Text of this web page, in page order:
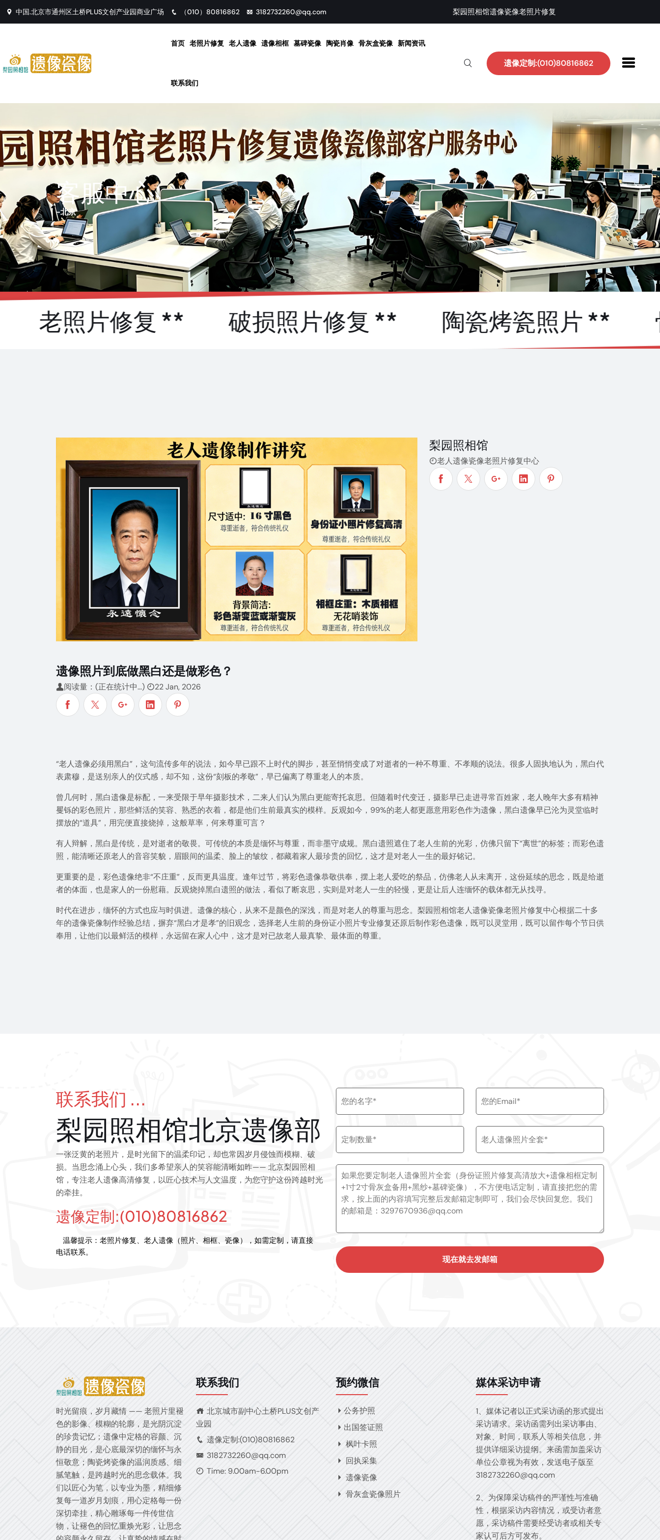
中国.北京市通州区土桥PLUS文创产业园商业广场 （010）80816862 3182732260@qq.com 梨园照相馆遗像瓷像老照片修复
首页 老照片修复 老人遗像 遗像相框 墓碑瓷像 陶瓷肖像 骨灰盒瓷像 新闻资讯
联系我们
遗像定制:(010)80816862
客服中心
-北京
老照片修复 ** 破损照片修复 ** 陶瓷烤瓷照片 **
梨园照相馆
老人遗像瓷像老照片修复中心
遗像照片到底做黑白还是做彩色？
阅读量：(正在统计中...) 22 Jan, 2026
“老人遗像必须用黑白”，这句流传多年的说法，如今早已跟不上时代的脚步，甚至悄悄变成了对逝者的一种不尊重、不孝顺的说法。很多人固执地认为，黑白代
表肃穆，是送别亲人的仪式感，却不知，这份“刻板的孝敬”，早已偏离了尊重老人的本质。
曾几何时，黑白遗像是标配，一来受限于早年摄影技术，二来人们认为黑白更能寄托哀思。但随着时代变迁，摄影早已走进寻常百姓家，老人晚年大多有精神
矍铄的彩色照片，那些鲜活的笑容、熟悉的衣着，都是他们生前最真实的模样。反观如今，99%的老人都更愿意用彩色作为遗像，黑白遗像早已沦为灵堂临时
摆放的“道具”，用完便直接烧掉，这般草率，何来尊重可言？
有人辩解，黑白是传统，是对逝者的敬畏。可传统的本质是缅怀与尊重，而非墨守成规。黑白遗照遮住了老人生前的光彩，仿佛只留下“离世”的标签；而彩色遗
照，能清晰还原老人的音容笑貌，眉眼间的温柔、脸上的皱纹，都藏着家人最珍贵的回忆，这才是对老人一生的最好铭记。
更重要的是，彩色遗像绝非“不庄重”，反而更具温度。逢年过节，将彩色遗像恭敬供奉，摆上老人爱吃的祭品，仿佛老人从未离开，这份延续的思念，既是给逝
者的体面，也是家人的一份慰藉。反观烧掉黑白遗照的做法，看似了断哀思，实则是对老人一生的轻慢，更是让后人连缅怀的载体都无从找寻。
时代在进步，缅怀的方式也应与时俱进。遗像的核心，从来不是颜色的深浅，而是对老人的尊重与思念。梨园照相馆老人遗像瓷像老照片修复中心根据二十多
年的遗像瓷像制作经验总结，摒弃“黑白才是孝”的旧观念，选择老人生前的身份证小照片专业修复还原后制作彩色遗像，既可以灵堂用，既可以留作每个节日供
奉用，让他们以最鲜活的模样，永远留在家人心中，这才是对已故老人最真挚、最体面的尊重。
联系我们 ...
梨园照相馆北京遗像部
一张泛黄的老照片，是时光留下的温柔印记，却也常因岁月侵蚀而模糊、破
损。当思念涌上心头，我们多希望亲人的笑容能清晰如昨—— 北京梨园照相
馆，专注老人遗像高清修复，以匠心技术与人文温度，为您守护这份跨越时光
的牵挂。
遗像定制:(010)80816862
温馨提示：老照片修复、老人遗像（照片、相框、瓷像），如需定制，请直接
电话联系。
现在就去发邮箱
时光留痕，岁月藏情 —— 老照片里褪
色的影像、模糊的轮廓，是光阴沉淀
的珍贵记忆；遗像中定格的容颜、沉
静的目光，是心底最深切的缅怀与永
恒敬意；陶瓷烤瓷像的温润质感、细
腻笔触，是跨越时光的思念载体。我
们以匠心为笔，以专业为墨，精细修
复每一道岁月划痕，用心定格每一份
深切牵挂，精心雕琢每一件传世信
物，让褪色的回忆重焕光彩，让思念
联系我们
北京城市副中心土桥PLUS文创产
业园
遗像定制:(010)80816862
3182732260@qq.com
Time: 9.00am-6.00pm
预约微信
公务护照
出国签证照
枫叶卡照
回执采集
遗像瓷像
骨灰盒瓷像照片
媒体采访申请
1、媒体记者以正式采访函的形式提出
采访请求。采访函需列出采访事由、
对象、时间，联系人等相关信息，并
提供详细采访提纲。来函需加盖采访
单位公章视为有效，发送电子版至
3182732260@qq.com
2、为保障采访稿件的严谨性与准确
性，根据采访内容情况，或受访者意
愿，采访稿件需要经受访者或相关专
家认可后方可发布。